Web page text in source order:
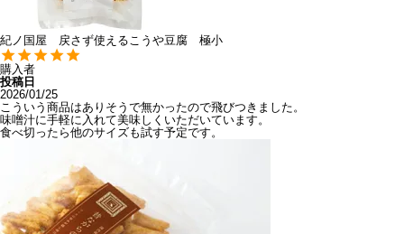
紀ノ国屋 戻さず使えるこうや豆腐 極小
購入者
投稿日
2026/01/25
こういう商品はありそうで無かったので飛びつきました。
味噌汁に手軽に入れて美味しくいただいています。
食べ切ったら他のサイズも試す予定です。